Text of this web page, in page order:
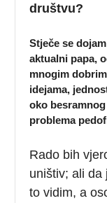
društvu?
Stječe se
aktualni papa,
mnogim
idejama,
oko
problema
Rado bih
uništiv; ali da
to vidim, a